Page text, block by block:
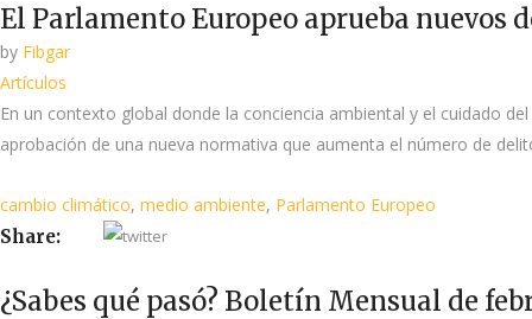
El Parlamento Europeo aprueba nuevos
by Fibgar
Artículos
En un contexto global donde la conciencia ambiental y el cuidado
aprobación de una nueva normativa que aumenta el número de
cambio climático, medio ambiente, Parlamento Europeo
Share:
¿Sabes qué pasó? Boletín Mensual de